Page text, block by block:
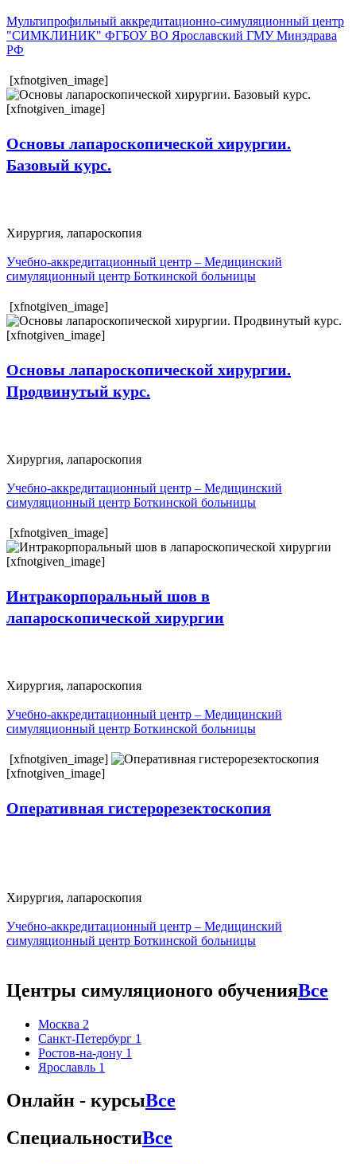
Мультипрофильный аккредитационно-симуляционный центр
"СИМКЛИНИК" ФГБОУ ВО Ярославский ГМУ Минздрава
РФ
[xfnotgiven_image]
[xfnotgiven_image]
Основы лапароскопической хирургии.
Базовый курс.
Хирургия, лапароскопия
Учебно-аккредитационный центр – Медицинский
симуляционный центр Боткинской больницы
[xfnotgiven_image]
[xfnotgiven_image]
Основы лапароскопической хирургии.
Продвинутый курс.
Хирургия, лапароскопия
Учебно-аккредитационный центр – Медицинский
симуляционный центр Боткинской больницы
[xfnotgiven_image]
[xfnotgiven_image]
Интракорпоральный шов в
лапароскопической хирургии
Хирургия, лапароскопия
Учебно-аккредитационный центр – Медицинский
симуляционный центр Боткинской больницы
[xfnotgiven_image]
[xfnotgiven_image]
Оперативная гистерорезектоскопия
Хирургия, лапароскопия
Учебно-аккредитационный центр – Медицинский
симуляционный центр Боткинской больницы
Центры симуляционого обученияВсе
Москва 2
Санкт-Петербург 1
Ростов-на-дону 1
Ярославль 1
Онлайн - курсыВсе
СпециальностиВсе